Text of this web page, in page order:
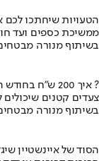
הטעויות שיחתכו
ממשיכת כספים ועד
בשיתוף מנורה
איך 200 ש"ח בחודש הופכים ל140 אלף ?
צעדים קטנים שיכולים
בשיתוף מנורה
הסוד של איינשטיין